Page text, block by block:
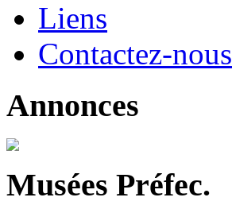
Liens
Contactez-nous
Annonces
Musées Préfec.